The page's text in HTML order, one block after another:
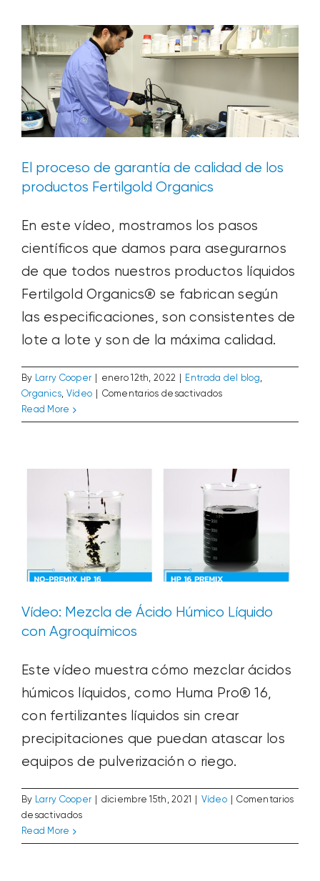
JoVE
y
El proceso de garantía de calidad de los
productos Fertilgold Organics
En este vídeo, mostramos los pasos
científicos que damos para asegurarnos
de que todos nuestros productos líquidos
Fertilgold Organics® se fabrican según
las especificaciones, son consistentes de
lote a lote y son de la máxima calidad.
By Larry Cooper enero 12th, 2022 Entrada del blog,
Organics, Vídeo Comentarios desactivadosen
proceso
de
calidad
de
los
productos
Organics
Read MoreVídeo: Mezcla de Ácido Húmico Líquido
Vídeo: Mezcla de Ácido Húmico Líquido
con Agroquímicos
Este vídeo muestra cómo mezclar ácidos
húmicos líquidos, como Huma Pro® 16,
con fertilizantes líquidos sin crear
precipitaciones que puedan atascar los
equipos de pulverización o riego.
By Larry Cooper diciembre 15th, 2021 Vídeo
Comentarios
desactivadosen
Mezcla
Read MoreVídeo del seminario web: Lagunas bajo
la superficie